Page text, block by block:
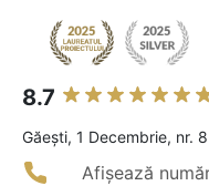
8.7
Găeşti, 1 Decembrie, nr. 8
Afișează